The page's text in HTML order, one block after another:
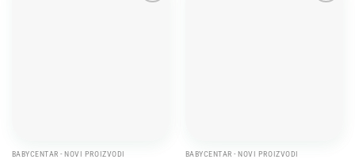
BABYCENTAR - NOVI PROIZVODI BABYCENTAR - NOVI PROIZVODI